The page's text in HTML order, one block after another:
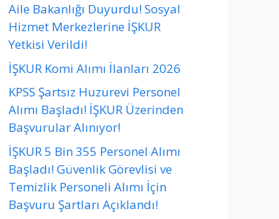
Aile Bakanlığı Duyurdu! Sosyal
Hizmet Merkezlerine İŞKUR
Yetkisi Verildi!
İŞKUR Komi Alımı İlanları 2026
KPSS Şartsız Huzurevi Personel
Alımı Başladı! İŞKUR Üzerinden
Başvurular Alınıyor!
İŞKUR 5 Bin 355 Personel Alımı
Başladı! Güvenlik Görevlisi ve
Temizlik Personeli Alımı İçin
Başvuru Şartları Açıklandı!